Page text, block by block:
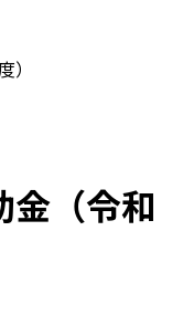
金（令和